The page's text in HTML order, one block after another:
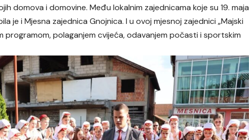
domova i domovine. Među lokalnim zajednicama koje su 19. maja
je i Mjesna zajednica Gnojnica. I u ovoj mjesnoj zajednici „Majski
programom, polaganjem cvijeća, odavanjem počasti i sportskim